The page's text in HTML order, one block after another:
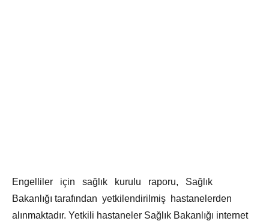
Engelliler için sağlık kurulu raporu, Sağlık
Bakanlığı tarafından yetkilendirilmiş hastanelerden
alınmaktadır. Yetkili hastaneler Sağlık Bakanlığı internet